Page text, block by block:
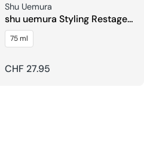
Verkäufer:
Shu Uemura
shu uemura Styling Restage
Ishi Sculpt Sculpting Paste
75 ml
Regulärer
CHF 27.95